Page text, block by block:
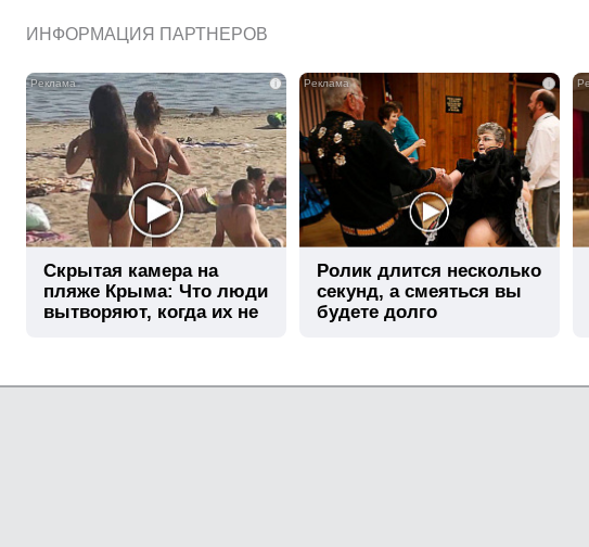
ИНФОРМАЦИЯ ПАРТНЕРОВ
i
Скрытая камера на
пляже Крыма: Что люди
вытворяют, когда их не
i
Ролик длится несколько
секунд, а смеяться вы
будете долго